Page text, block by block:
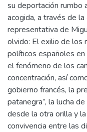
su deportación rumbo
acogida, a través de
representativa de
olvido: El exilio de los
políticos españoles
el fenómeno de los
concentración, así
gobierno francés, la
patanegra”, la lucha
desde la otra orilla y la
convivencia entre las